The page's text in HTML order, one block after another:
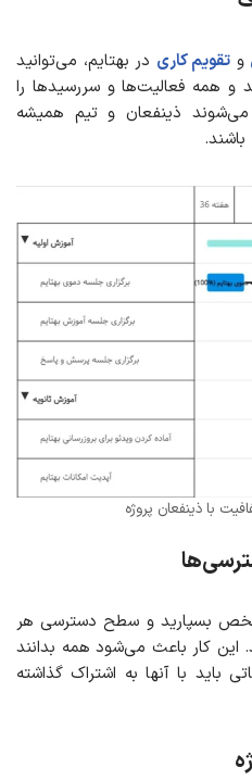
و تقویم کاری در بهتایم، می‌توانید
و همه فعالیت‌ها و سررسیدها را
می‌شوند ذینفعان و تیم همیشه
با ذینفعان پروژه
مشخص بسپارید و سطح دسترسی هر
این کار باعث می‌شود همه بدانند
باید با آنها به اشتراک گذاشته